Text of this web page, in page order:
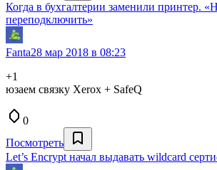
Когда в бухгалтерии заменили принтер.
переподключить»
Fanta28 мар 2018 в 08:23
+1
юзаем связку Xerox + SafeQ
0
Посмотреть
Let’s Encrypt начал выдавать wildcard